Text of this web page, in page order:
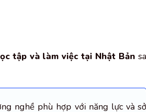
tập và làm việc tại Nhật Bản
nghề phù hợp với năng lực và sở